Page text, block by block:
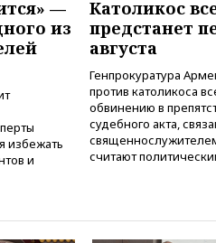
—
из
избежать
и
Католикос
предстанет
августа
Генпрокуратура
против католикоса
обвинению в
судебного акта,
считают